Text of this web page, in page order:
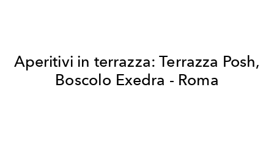
Aperitivi in terrazza: Terrazza Posh,
Boscolo Exedra - Roma